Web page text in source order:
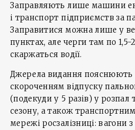
Заправляють лише машини
і транспорт підприємств за
Заправитися можна лише у
пунктах, але черги там по
скаржаться водії.
Джерела видання пояснюють
скороченням відпуску
(подекуди у 5 разів) у розпал
сезону, а також
мережі росзалізниці: вагони